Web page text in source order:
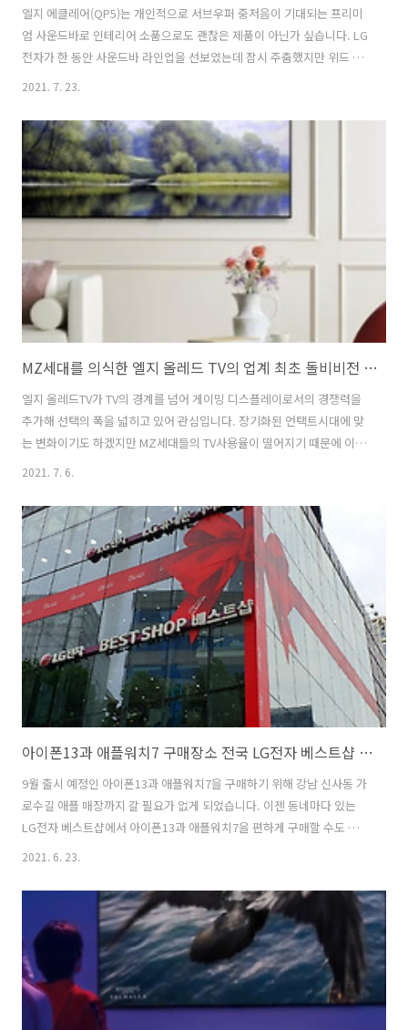
엘지 에클레어(QP5)는 개인적으로 서브우퍼 중저음이 기대되는 프리미
엄 사운드바로 인테리어 소품으로도 괜찮은 제품이 아닌가 싶습니다. LG
전자가 한 동안 사운드바 라인업을 선보였는데 잠시 주춤했지만 위드 코
로나시대로 집에 있는 시간이 많아지면서 프리미엄 사운드 바 엘지 에클
사운드바(SK10Y, SK8Y, SK5Y)와는 완전 다른 느낌의 디자인으로 직접
보면 갖고 싶게 만든 거 있죠. 대형TV나 최신 LG TV를 사용하는 분이라
면 프리미엄 사운드 바 엘지 에클레어(QP5)로 공간감 넘치는 사운드를
즐길 수 있을 듯합니다. 달라진 디자인의 사운드바 LG전자에서 출시되었
던 기존 사운드바를 생각하면 각진 메탈릭 스타일의 디자인을 떠올리..
2021. 7. 23.
MZ세대를 의식한 엘지 올레드 TV의 업계 최초 돌비비전 게이밍 지원!! 4K 120Hz 업그레이드 대상
엘지 올레드TV가 TV의 경계를 넘어 게이밍 디스플레이로서의 경쟁력을
추가해 선택의 폭을 넓히고 있어 관심입니다. 장기화된 언택트시대에 맞
는 변화이기도 하겠지만 MZ세대들의 TV사용율이 떨어지기 때문에 이러
한 변화는 더욱 가속화될 전망으로 보고 싶습니다. LG전자가 LCD TV와
니다. MZ세대들은 면대면 보다는 비대면 문화에 익숙하고 각종 정보 및
문화 그리고 커뮤니티의 접촉 창구를 TV보다는 스마트폰을 더 많이 이용
하기 때문입니다. 새로운 기성세대가 될 MZ세대가 TV와 가까워지게 해
야 합니다. LG전자의 TV시장에 대한 고민 LG전자가 스마트폰에서 손을
떼면서 그동안 모바일 사업에서의 적자를 멈추고 자동차 관련 사업을 비
롯해 다양..
2021. 7. 6.
아이폰13과 애플워치7 구매장소 전국 LG전자 베스트샵 가능해!! 가로수길 애플매장 갈 필요 없어
9월 출시 예정인 아이폰13과 애플워치7을 구매하기 위해 강남 신사동 가
로수길 애플 매장까지 갈 필요가 없게 되었습니다. 이젠 동네마다 있는
LG전자 베스트샵에서 아이폰13과 애플워치7을 편하게 구매할 수도 있
고 구경할 수도 있습니다. 공식적으로 오는 8월1일부터 이용할 수 있게
각합니다. 전국 400여 개의 엘지 베스트샵을 통해 애플의 아이폰과 애플
워치를 판매하게 됨으로써 삼성전자에게는 적지 않은 부담이 되고 이는
가격경쟁으로도 이어지지 않을까 기대하고 있습니다. 물론 A/S는 제외
됩니다. LG 베스트샵에서 구매할 수 있는 애플 제품과 서비스 LG전자가
스마트폰 사업을 정리하면서 MZ세대들을 비롯해 차세대 소비층의 연결
고리를 애플제품 ..
2021. 6. 23.